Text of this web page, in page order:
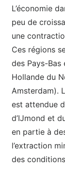
L’économie
peu de
une
Ces régions
des Pays-
Hollande du
Amsterdam).
est attendue
d’IJmond et
en partie à
l’extraction
des